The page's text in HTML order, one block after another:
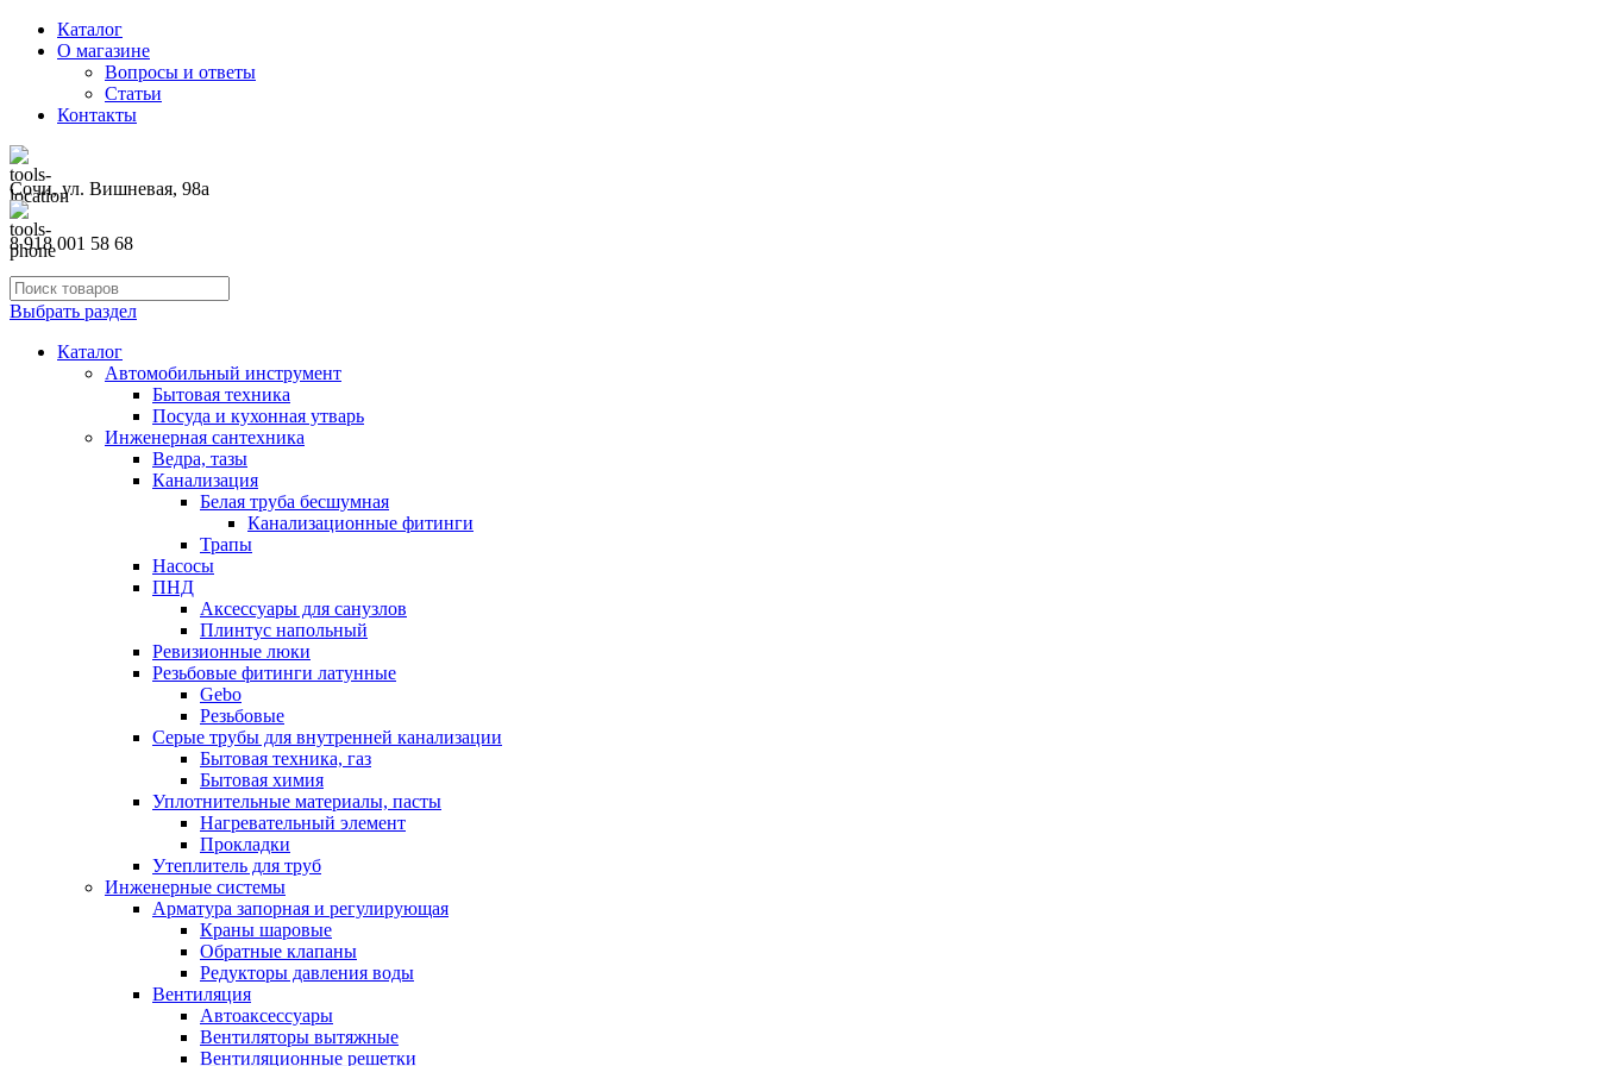
Каталог
О магазине
Вопросы и ответы
Статьи
Контакты
Сочи, ул. Вишневая, 98а
8 918 001 58 68
Выбрать раздел
Каталог
Автомобильный инструмент
Бытовая техника
Посуда и кухонная утварь
Инженерная сантехника
Ведра, тазы
Канализация
Белая труба бесшумная
Канализационные фитинги
Трапы
Насосы
ПНД
Аксессуары для санузлов
Плинтус напольный
Ревизионные люки
Резьбовые фитинги латунные
Gebo
Резьбовые
Серые трубы для внутренней канализации
Бытовая техника, газ
Бытовая химия
Уплотнительные материалы, пасты
Нагревательный элемент
Прокладки
Утеплитель для труб
Инженерные системы
Арматура запорная и регулирующая
Краны шаровые
Обратные клапаны
Редукторы давления воды
Вентиляция
Автоаксессуары
Вентиляторы вытяжные
Вентиляционные решетки